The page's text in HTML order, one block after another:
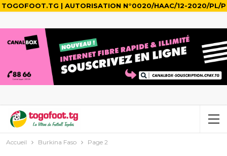
TOGOFOOT.TG | AUTORISATION N°0020/HAAC/12-2020/PL/P
Accueil Burkina Faso Page 2